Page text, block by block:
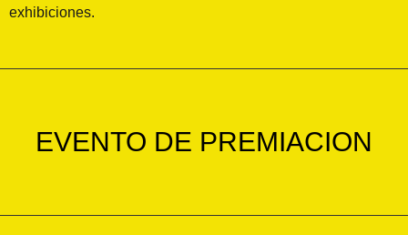
exhibiciones.
EVENTO DE PREMIACION